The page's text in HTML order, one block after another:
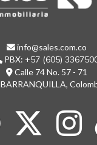
info@sales.com.co
PBX: +57 (605)
Calle 74 No. 57 - 71
BARRANQUILLA,